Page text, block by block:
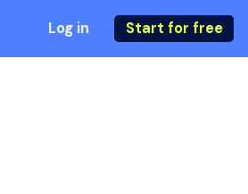
Log in Start for free